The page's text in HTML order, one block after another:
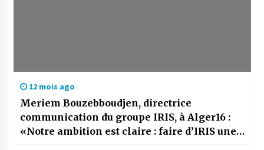
12 mois ago
Meriem Bouzebboudjen, directrice
communication du groupe IRIS, à Alger16 :
«Notre ambition est claire : faire d’IRIS une